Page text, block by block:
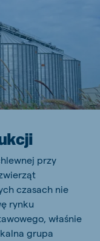
przy
czasach nie
rynku
właśnie
grupa